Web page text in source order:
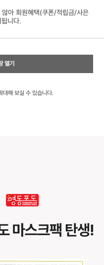
아 회원혜택(쿠폰/적립금/사은
니다.
열기
대해 보실 수 있습니다.